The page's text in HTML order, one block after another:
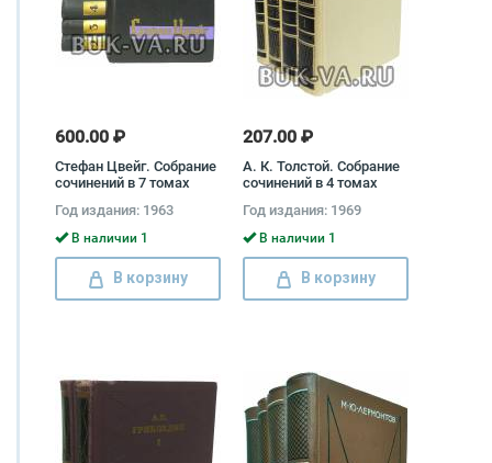
600.00 ₽
Стефан Цвейг. Собрание
сочинений в 7 томах
Цвейг
Год издания: 1963
В наличии 1
В корзину
207.00 ₽
А. К. Толстой. Собрание
сочинений в 4 томах
Толстой
Год издания: 1969
В наличии 1
В корзину